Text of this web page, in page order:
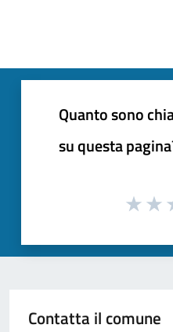
Quanto sono
su questa
Contatta il comune